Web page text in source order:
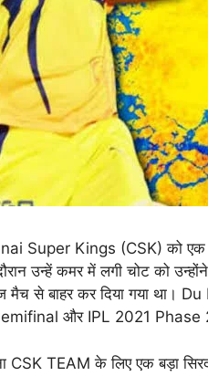
Super Kings (CSK) को एक
उन्हें कमर में लगी चोट को
से बाहर कर दिया गया था।
और IPL 2021 Phase
TEAM के लिए एक बड़ा